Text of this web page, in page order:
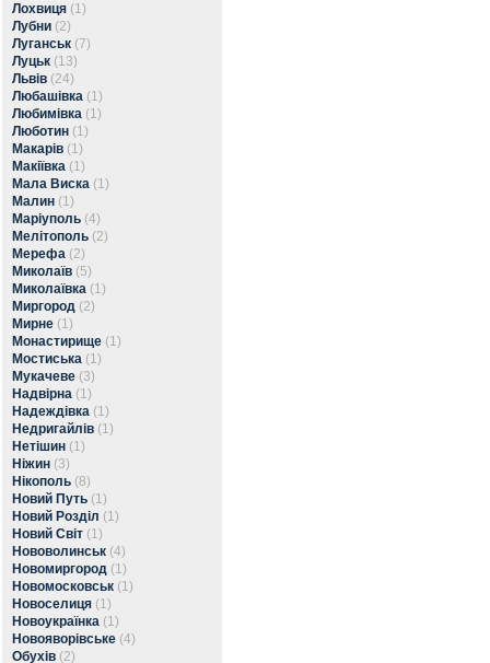
Лохвиця (1)
Лубни (2)
Луганськ (7)
Луцьк (13)
Львів (24)
Любашівка (1)
Любимівка (1)
Люботин (1)
Макарів (1)
Макіївка (1)
Мала Виска (1)
Малин (1)
Маріуполь (4)
Мелітополь (2)
Мерефа (2)
Миколаїв (5)
Миколаївка (1)
Миргород (2)
Мирне (1)
Монастирище (1)
Мостиська (1)
Мукачеве (3)
Надвірна (1)
Надеждівка (1)
Недригайлів (1)
Нетішин (1)
Ніжин (3)
Нікополь (8)
Новий Путь (1)
Новий Розділ (1)
Новий Світ (1)
Нововолинськ (4)
Новомиргород (1)
Новомосковськ (1)
Новоселиця (1)
Новоукраїнка (1)
Новояворівське (4)
Обухів (2)